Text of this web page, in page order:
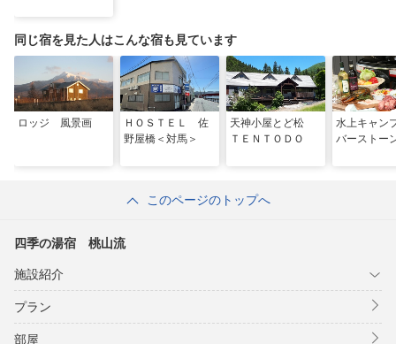
同じ宿を見た人はこんな宿も見ています
ロッジ 風景画
ＨＯＳＴＥＬ 佐
野屋橋＜対馬＞
天神小屋とど松
ＴＥＮＴＯＤＯ
水上キャン
バーストー
このページのトップへ
四季の湯宿 桃山流
施設紹介
プラン
部屋